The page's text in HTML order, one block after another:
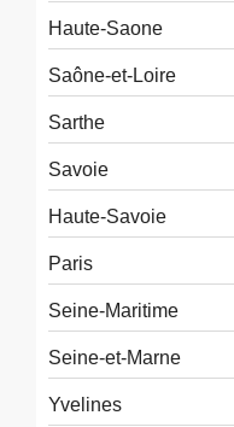
Haute-Saone
Saône-et-Loire
Sarthe
Savoie
Haute-Savoie
Paris
Seine-Maritime
Seine-et-Marne
Yvelines